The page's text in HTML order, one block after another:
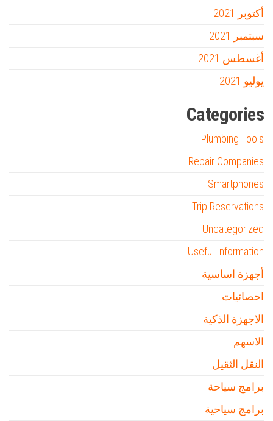
أكتوبر 2021
سبتمبر 2021
أغسطس 2021
يوليو 2021
Categories
Plumbing Tools
Repair Companies
Smartphones
Trip Reservations
Uncategorized
Useful Information
أجهزة اساسية
احصائيات
الاجهزة الذكية
الاسهم
النقل الثقيل
برامج سياحة
برامج سياحية